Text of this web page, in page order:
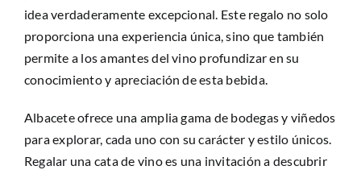
idea verdaderamente excepcional. Este regalo no solo
proporciona una experiencia única, sino que también
permite a los amantes del vino profundizar en su
conocimiento y apreciación de esta bebida.
Albacete ofrece una amplia gama de bodegas y viñedos
para explorar, cada uno con su carácter y estilo únicos.
Regalar una cata de vino es una invitación a descubrir